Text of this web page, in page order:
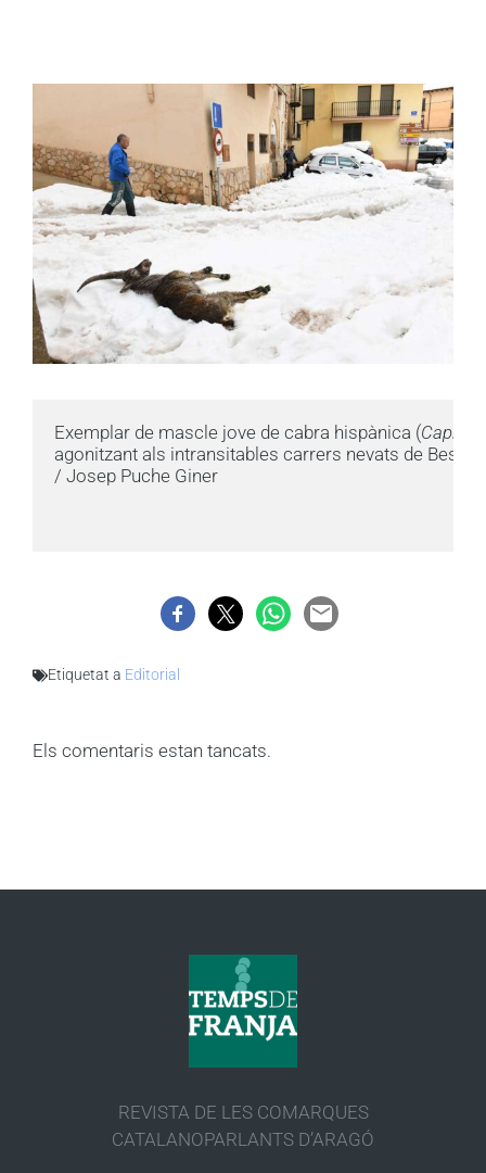
Exemplar de mascle jove de cabra hispànica (Capra
agonitzant als intransitables carrers nevats de
/ Josep Puche Giner
Etiquetat a Editorial
Els comentaris estan tancats.
REVISTA DE LES COMARQUES
CATALANOPARLANTS D’ARAGÓ